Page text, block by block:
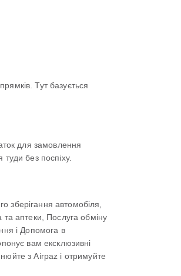
Тут базується
для замовлення
без поспіху.
автомобіля,
та аптеки, Послуга обміну
і Допомога в
вам ексклюзивні
з Airpaz і отримуйте